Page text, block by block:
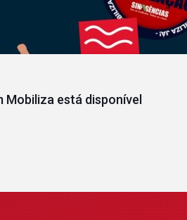
Mobiliza está disponível